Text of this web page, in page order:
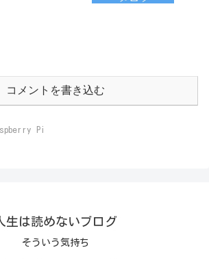
コメントを書き込む
Pi
生は読めないブログ
そういう気持ち